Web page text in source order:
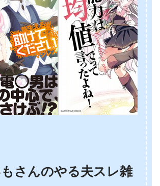
さんのやる夫スレ雑